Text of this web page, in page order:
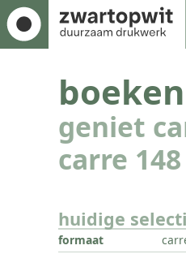
geniet
carre 148
huidige
formaat